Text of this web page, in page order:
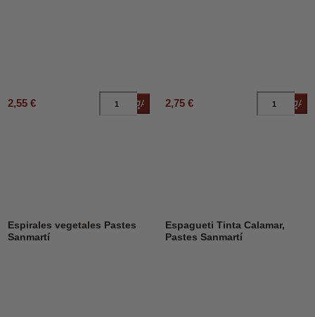
2,55 € Añadir al carrito
2,75 €
Espirales vegetales Pastes
Sanmartí
DESCUENTO55%
Espagueti Tinta Calamar,
Pastes Sanmartí